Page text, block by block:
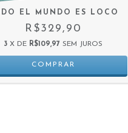
EL MUNDO ES LOCO
R$329,90
3 X DE R$109,97 SEM JUROS